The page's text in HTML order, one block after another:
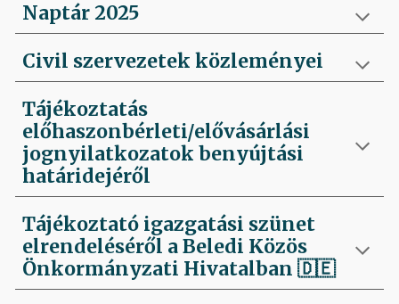
Naptár 2025
Civil szervezetek közleményei
Tájékoztatás
előhaszonbérleti/elővásárlási
jognyilatkozatok benyújtási
határidejéről
Tájékoztató igazgatási szünet
elrendeléséről a Beledi Közös
Önkormányzati Hivatalban🇩🇪